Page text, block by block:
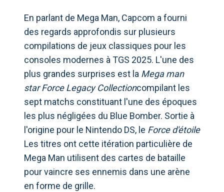
En parlant de Mega Man, Capcom a fourni
des regards approfondis sur plusieurs
compilations de jeux classiques pour les
consoles modernes à TGS 2025. L'une des
plus grandes surprises est la Mega man
star Force Legacy Collectioncompilant les
sept matchs constituant l'une des époques
les plus négligées du Blue Bomber. Sortie à
l'origine pour le Nintendo DS, le Force d'étoile
Les titres ont cette itération particulière de
Mega Man utilisent des cartes de bataille
pour vaincre ses ennemis dans une arène
en forme de grille.